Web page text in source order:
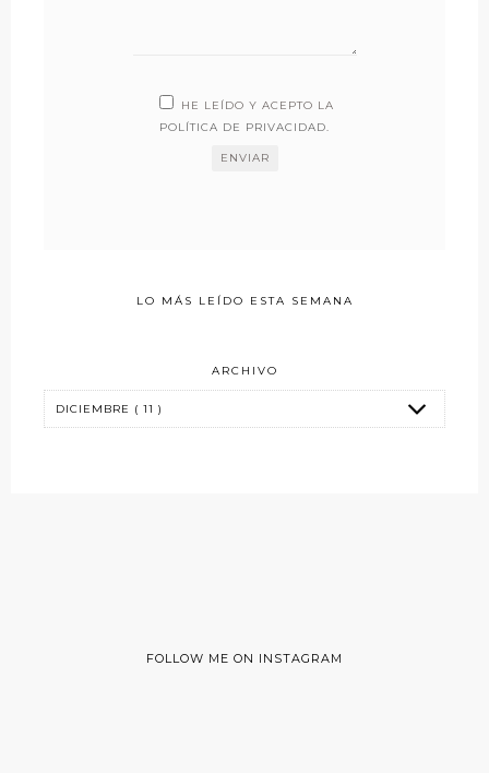
HE LEÍDO Y ACEPTO LA
POLÍTICA DE PRIVACIDAD
LO MÁS LEÍDO ESTA SEMANA
ARCHIVO
FOLLOW ME ON INSTAGRAM